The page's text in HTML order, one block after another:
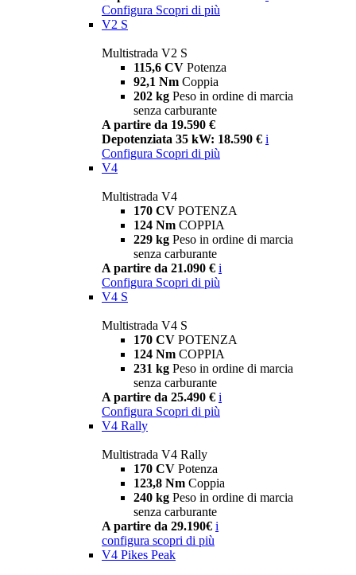
Configura Scopri di più
V2 S
Multistrada V2 S
115,6 CV Potenza
92,1 Nm Coppia
202 kg Peso in ordine di marcia
senza carburante
A partire da 19.590 €
Depotenziata 35 kW: 18.590 € i
Configura Scopri di più
V4
Multistrada V4
170 CV POTENZA
124 Nm COPPIA
229 kg Peso in ordine di marcia
senza carburante
A partire da 21.090 € i
Configura Scopri di più
V4 S
Multistrada V4 S
170 CV POTENZA
124 Nm COPPIA
231 kg Peso in ordine di marcia
senza carburante
A partire da 25.490 € i
Configura Scopri di più
V4 Rally
Multistrada V4 Rally
170 CV Potenza
123,8 Nm Coppia
240 kg Peso in ordine di marcia
senza carburante
A partire da 29.190€ i
configura scopri di più
V4 Pikes Peak